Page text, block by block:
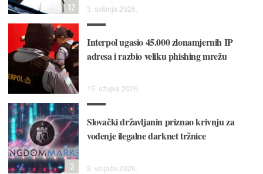
3. svibnja 2026.
12
Interpol ugasio 45.000 zlonamjernih IP
adresa i razbio veliku phishing mrežu
15. ožujka 2026.
Slovački državljanin priznao krivnju za
vođenje ilegalne darknet tržnice
2. veljače 2026.
3